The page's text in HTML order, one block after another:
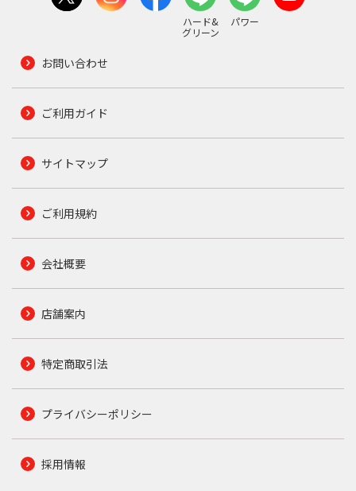
ハード&
グリーン
パワー
お問い合わせ
ご利用ガイド
サイトマップ
ご利用規約
会社概要
店舗案内
特定商取引法
プライバシーポリシー
採用情報